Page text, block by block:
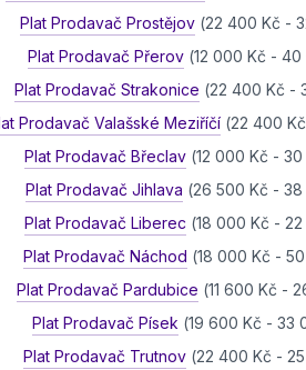
Plat Prodavač Prostějov (22 400 Kč -
Plat Prodavač Přerov (12 000 Kč -
Plat Prodavač Strakonice (22 400 Kč -
Prodavač Valašské Meziříčí (22 400
Plat Prodavač Břeclav (12 000 Kč -
Plat Prodavač Jihlava (26 500 Kč -
Plat Prodavač Liberec (18 000 Kč -
Plat Prodavač Náchod (18 000 Kč -
Plat Prodavač Pardubice (11 600 Kč -
Plat Prodavač Písek (19 600 Kč - 33
Plat Prodavač Trutnov (22 400 Kč -